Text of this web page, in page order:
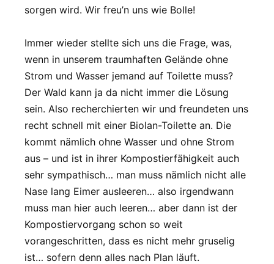
sorgen wird. Wir freu’n uns wie Bolle!
Immer wieder stellte sich uns die Frage, was,
wenn in unserem traumhaften Gelände ohne
Strom und Wasser jemand auf Toilette muss?
Der Wald kann ja da nicht immer die Lösung
sein. Also recherchierten wir und freundeten uns
recht schnell mit einer Biolan-Toilette an. Die
kommt nämlich ohne Wasser und ohne Strom
aus – und ist in ihrer Kompostierfähigkeit auch
sehr sympathisch… man muss nämlich nicht alle
Nase lang Eimer ausleeren… also irgendwann
muss man hier auch leeren… aber dann ist der
Kompostiervorgang schon so weit
vorangeschritten, dass es nicht mehr gruselig
ist… sofern denn alles nach Plan läuft.